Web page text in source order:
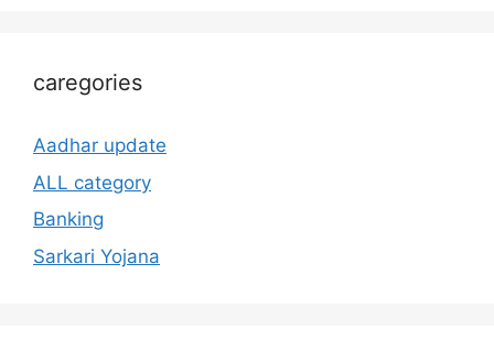
caregories
Aadhar update
ALL category
Banking
Sarkari Yojana